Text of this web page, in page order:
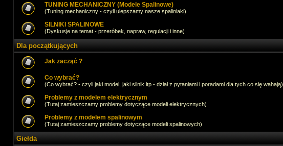
TUNING MECHANICZNY (Modele Spalinowe)
(Tuning mechaniczny - czyli ulepszamy nasze spaliniaki)
SILNIKI SPALINOWE
(Dyskusje na temat - przeróbek, napraw, regulacji i inne)
Dla początkujących
Jak zacząć ?
Co wybrać?
(Co wybrać? - czyli jaki model, jaki silnik itp - dział z pytaniami i poradami dla tych co się wahają)
Problemy z modelem elektrycznym
(Tutaj zamieszczamy problemy dotyczące modeli elektrycznych)
Problemy z modelem spalinowym
(Tutaj zamieszczamy problemy dotyczące modeli spalinowych)
Giełda